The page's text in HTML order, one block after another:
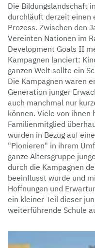
Die Bildungslandschaft
durchläuft derzeit einen
Prozess. Zwischen den
Vereinten Nationen im
Development Goals II
Kampagnen lanciert:
ganzen Welt sollte ein
Die Kampagnen waren
Generation junger
auch manchmal nur
können. Viele von ihnen
Familienmitglied
wurden in Bezug auf
"Pionieren" in ihrem
ganze Altersgruppe
durch die Kampagnen
beeinflusst wurde und
Hoffnungen und
ein kleiner Teil dieser
weiterführende Schule